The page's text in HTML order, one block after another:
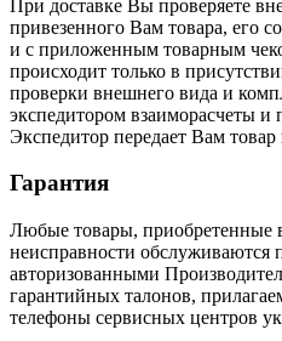
При доставке Вы проверяете
привезенного Вам товара, его
и с приложенным товарным
происходит только в
проверки внешнего вида и
экспедитором взаиморасчеты и
Экспедитор передает Вам
Гарантия
Любые товары, приобретенные
неисправности обслуживаются
авторизованными
гарантийных талонов,
телефоны сервисных центров